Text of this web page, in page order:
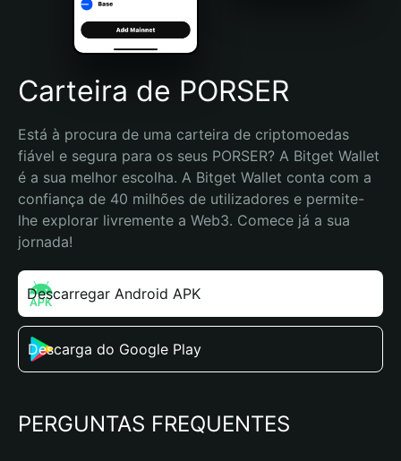
Português (Brasil)
Español (Argentina)
Carteira de PORSER
Está à procura de uma carteira de criptomoedas
fiável e segura para os seus PORSER? A Bitget Wallet
é a sua melhor escolha. A Bitget Wallet conta com a
confiança de 40 milhões de utilizadores e permite-
lhe explorar livremente a Web3. Comece já a sua
jornada!
Descarregar Android APK
Descarga do Google Play
PERGUNTAS FREQUENTES